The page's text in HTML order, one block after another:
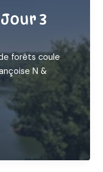
3
forêts coule
N &